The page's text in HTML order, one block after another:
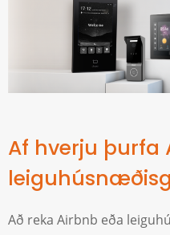
Af hverju þurfa
Að reka Airbnb eða